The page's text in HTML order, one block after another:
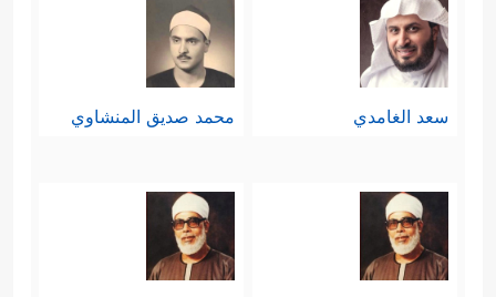
سعد الغامدي محمد صديق المنشاوي